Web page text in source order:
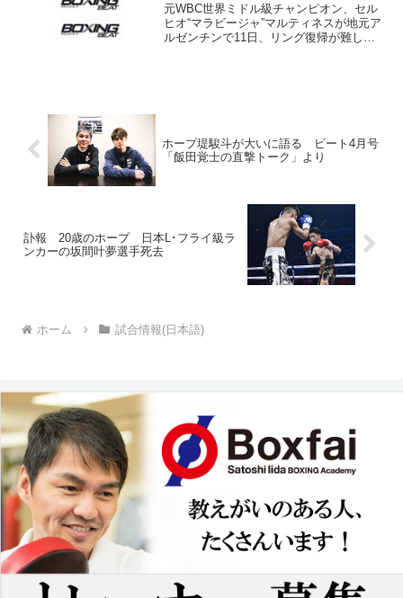
元WBC世界ミドル級チャンピオン、セル
ヒオ“マラビージャ”マルティネスが地元ア
ルゼンチンで11日、リング復帰が難し
ホープ堤駿斗が大いに語る ビート4月号
「飯田覚士の直撃トーク」より
訃報 20歳のホープ 日本L･フライ級ラ
ンカーの坂間叶夢選手死去
ホーム 試合情報(日本語)